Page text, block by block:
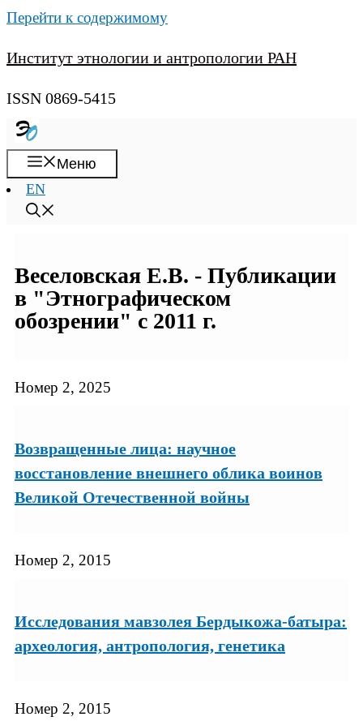
Перейти к содержимому
Институт этнологии и антропологии РАН
ISSN 0869-5415
Меню
EN
Веселовская Е.В. - Публикации
в "Этнографическом
обозрении" с 2011 г.
Номер 2, 2025
Возвращенные лица: научное
восстановление внешнего облика воинов
Великой Отечественной войны
Номер 2, 2015
Исследования мавзолея Бердыкожа-батыра:
археология, антропология, генетика
Номер 2, 2015